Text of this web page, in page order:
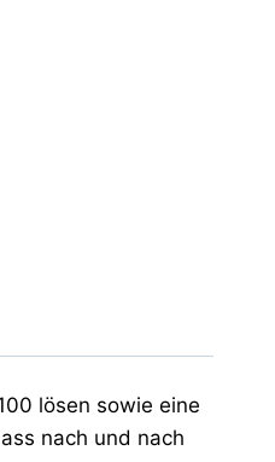
lösen sowie eine
nach und nach